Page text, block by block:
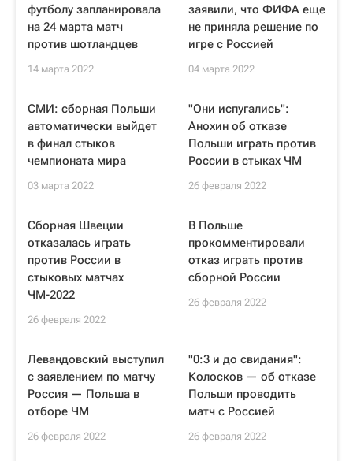
футболу запланировала
на 24 марта матч
против шотландцев
14 марта 2022
заявили, что ФИФА еще
не приняла решение по
игре с Россией
04 марта 2022
СМИ: сборная Польши
автоматически выйдет
в финал стыков
чемпионата мира
03 марта 2022
"Они испугались":
Анохин об отказе
Польши играть против
России в стыках ЧМ
26 февраля 2022
Сборная Швеции
отказалась играть
против России в
стыковых матчах
ЧМ-2022
26 февраля 2022
В Польше
прокомментировали
отказ играть против
сборной России
26 февраля 2022
Левандовский выступил
с заявлением по матчу
Россия — Польша в
отборе ЧМ
26 февраля 2022
"0:3 и до свидания":
Колосков — об отказе
Польши проводить
матч с Россией
26 февраля 2022